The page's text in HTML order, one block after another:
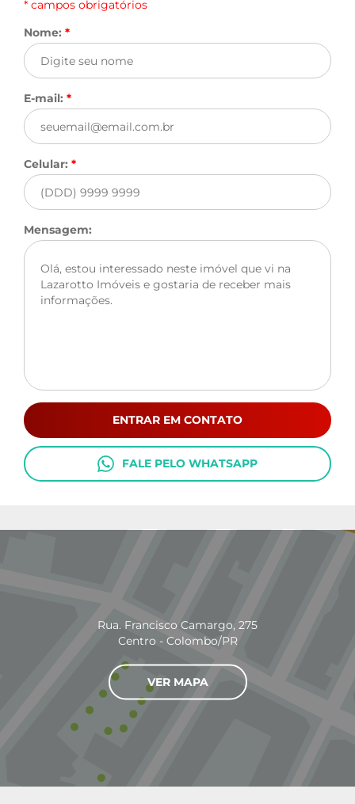
* campos obrigatórios
Nome: *
E-mail: *
Celular: *
Mensagem:
ENTRAR EM CONTATO
FALE PELO WHATSAPP
Rua. Francisco Camargo, 275
Centro - Colombo/PR
VER MAPA